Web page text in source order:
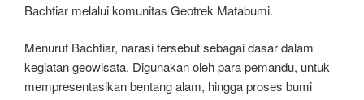
Bachtiar melalui komunitas Geotrek Matabumi.
Menurut Bachtiar, narasi tersebut sebagai dasar dalam
kegiatan geowisata. Digunakan oleh para pemandu, untuk
mempresentasikan bentang alam, hingga proses bumi